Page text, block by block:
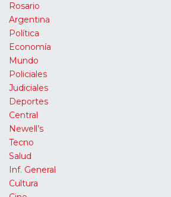
Rosario
Argentina
Política
Economía
Mundo
Policiales
Judiciales
Deportes
Central
Newell’s
Tecno
Salud
Inf. General
Cultura